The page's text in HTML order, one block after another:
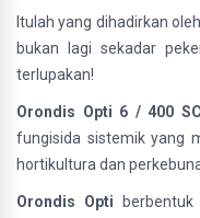
Itulah yang dihadirkan oleh
bukan lagi sekadar
terlupakan!
Orondis Opti 6 / 400 SC
fungisida sistemik yang
hortikultura dan
Orondis Opti